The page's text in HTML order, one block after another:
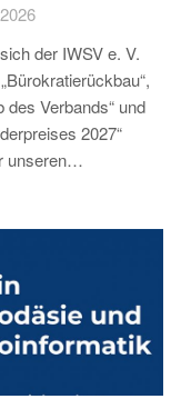
der IWSV e. V.
des Verbands“ und
2027“
unseren…